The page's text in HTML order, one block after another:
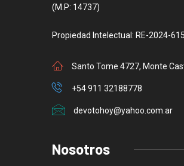
(M.P: 14737)
Propiedad Intelectual: RE-2024-
Santo Tome 4727, Monte
+54 911 32188778
devotohoy@yahoo.com.ar
Nosotros